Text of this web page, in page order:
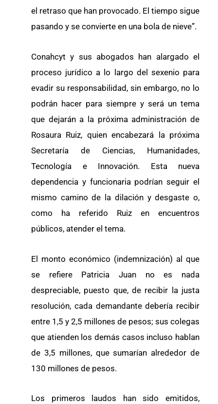
el retraso que han provocado. El tiempo sigue
pasando y se convierte en una bola de nieve”.
Conahcyt y sus abogados han alargado el
proceso jurídico a lo largo del sexenio para
evadir su responsabilidad, sin embargo, no lo
podrán hacer para siempre y será un tema
que dejarán a la próxima administración de
Rosaura Ruiz, quien encabezará la próxima
Secretaría de Ciencias, Humanidades,
Tecnología e Innovación. Esta nueva
dependencia y funcionaria podrían seguir el
mismo camino de la dilación y desgaste o,
como ha referido Ruiz en encuentros
públicos, atender el tema.
El monto económico (indemnización) al que
se refiere Patricia Juan no es nada
despreciable, puesto que, de recibir la justa
resolución, cada demandante debería recibir
entre 1,5 y 2,5 millones de pesos; sus colegas
que atienden los demás casos incluso hablan
de 3,5 millones, que sumarían alrededor de
130 millones de pesos.
Los primeros laudos han sido emitidos,